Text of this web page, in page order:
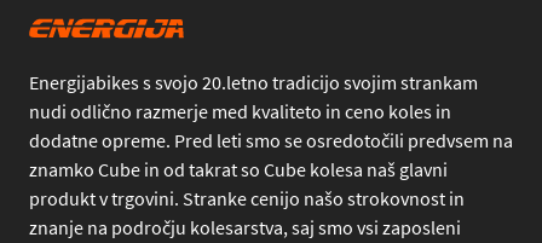
Energijabikes s svojo 20.letno tradicijo svojim strankam
nudi odlično razmerje med kvaliteto in ceno koles in
dodatne opreme. Pred leti smo se osredotočili predvsem na
znamko Cube in od takrat so Cube kolesa naš glavni
produkt v trgovini. Stranke cenijo našo strokovnost in
znanje na področju kolesarstva, saj smo vsi zaposleni